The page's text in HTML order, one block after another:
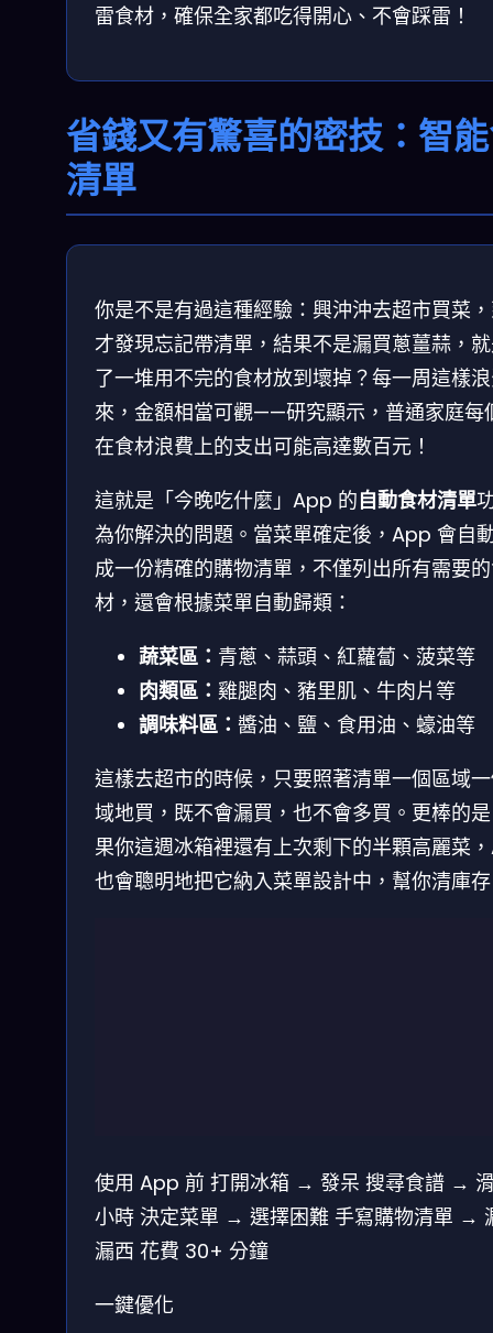
雷食材，確保全家都吃得開心、不會踩雷！
省錢又有驚喜的密技：智
清單
你是不是有過這種經驗：興沖沖去超市買菜
才發現忘記帶清單，結果不是漏買蔥薑蒜，
了一堆用不完的食材放到壞掉？每一周這樣
來，金額相當可觀——研究顯示，普通家庭每
在食材浪費上的支出可能高達數百元！
這就是「今晚吃什麼」App 的自動食材清單
為你解決的問題。當菜單確定後，App 會自
成一份精確的購物清單，不僅列出所有需要
材，還會根據菜單自動歸類：
蔬菜區： 青蔥、蒜頭、紅蘿蔔、菠菜等
肉類區： 雞腿肉、豬里肌、牛肉片等
調味料區： 醬油、鹽、食用油、蠔油等
這樣去超市的時候，只要照著清單一個區域
域地買，既不會漏買，也不會多買。更棒的
果你這週冰箱裡還有上次剩下的半顆高麗菜
也會聰明地把它納入菜單設計中，幫你清庫
使用 App 前 打開冰箱 → 發呆 搜尋食譜 →
小時 決定菜單 → 選擇困難 手寫購物清單 →
漏西 花費 30+ 分鐘
一鍵優化